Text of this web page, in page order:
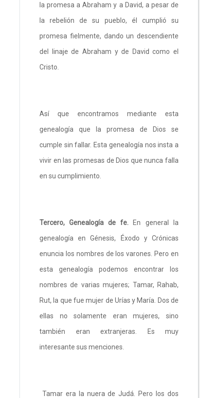
la promesa a Abraham y a David, a pesar de
la rebelión de su pueblo, él cumplió su
promesa fielmente, dando un descendiente
del linaje de Abraham y de David como el
Cristo.
Así que encontramos mediante esta
genealogía que la promesa de Dios se
cumple sin fallar. Esta genealogía nos insta a
vivir en las promesas de Dios que nunca falla
en su cumplimiento.
Tercero, Genealogía de fe. En general la
genealogía en Génesis, Éxodo y Crónicas
enuncia los nombres de los varones. Pero en
esta genealogía podemos encontrar los
nombres de varias mujeres; Tamar, Rahab,
Rut, la que fue mujer de Urías y María. Dos de
ellas no solamente eran mujeres, sino
también eran extranjeras. Es muy
interesante sus menciones.
Tamar era la nuera de Judá. Pero los dos